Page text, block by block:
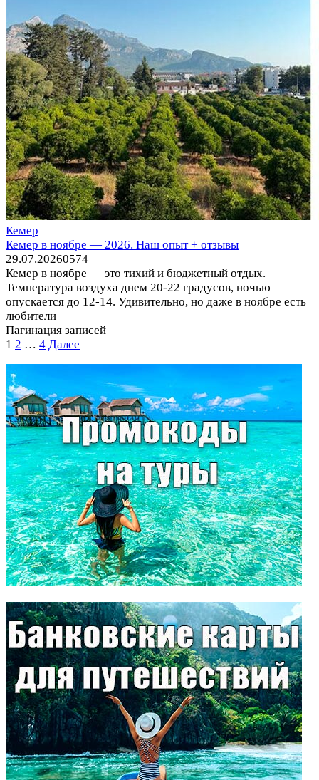
Кемер
Кемер в ноябре — 2026. Наш опыт + отзывы
29.07.20260574
Кемер в ноябре — это тихий и бюджетный отдых.
Температура воздуха днем 20-22 градусов, ночью
опускается до 12-14. Удивительно, но даже в ноябре есть
любители
Пагинация записей
1 2 … 4 Далее